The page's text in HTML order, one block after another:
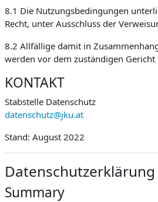
8.1 Die Nutzungsbedingungen
Recht, unter Ausschluss der
8.2 Allfällige damit in
werden vor dem zuständigen Gericht
KONTAKT
Stabstelle Datenschutz
datenschutz@jku.at
Stand: August 2022
Datenschutzerklärung
Summary